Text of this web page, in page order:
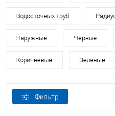
Водосточных труб
Наружные Черные
Коричневые Зеленые
Фильтр